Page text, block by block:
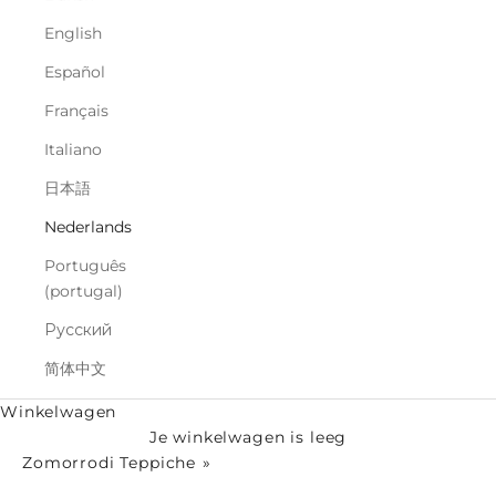
English
Español
Français
Italiano
日本語
Nederlands
Português
(portugal)
Русский
简体中文
Winkelwagen
Je winkelwagen is leeg
Zomorrodi Teppiche